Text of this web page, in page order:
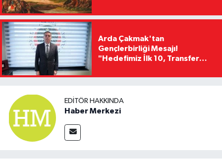
Arda Çakmak'tan
Gençlerbirliği Mesajı!
"Hedefimiz İlk 10, Transfer
Kaldıracağız"
EDITÖR HAKKINDA
Haber Merkezi